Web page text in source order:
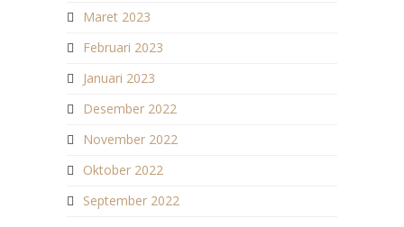
Maret 2023
Februari 2023
Januari 2023
Desember 2022
November 2022
Oktober 2022
September 2022